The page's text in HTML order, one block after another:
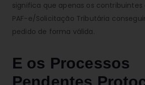
significa que apenas os contribuintes
PAF-e/Solicitação Tributária
pedido de forma válida.
E os Processos